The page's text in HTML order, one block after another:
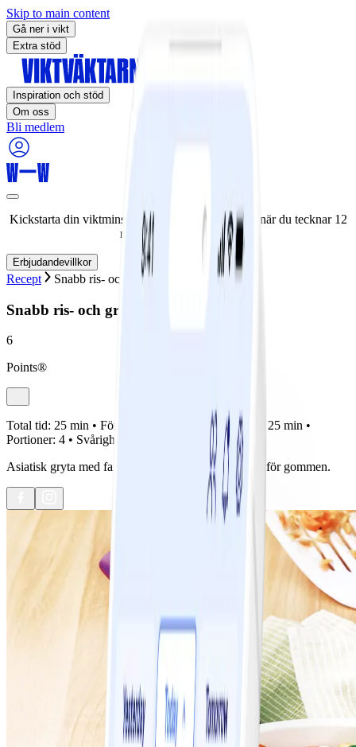
Skip to main content
Gå ner i vikt
Extra stöd
Inspiration och stöd
Om oss
Bli medlem
Kickstarta din viktminskningsresa nu! Spara 50% när du tecknar 12
månaders medlemskap.
Erbjudandevillkor
Recept Snabb ris- och grönsaksgryta
Snabb ris- och grönsaksgryta
6
Points®
Total tid: 25 min • Förberedelse: Tillagning:
25 min •
Portioner: 4 • Svårighetsgrad:
Asiatisk gryta med fantastiska smaker som njutning för gommen.